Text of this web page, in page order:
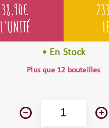
38,90€
L'UNITÉ
• En Stock
Plus que 12 bouteilles